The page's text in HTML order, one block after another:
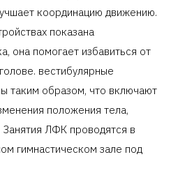
координацию движению.
показана
она помогает избавиться от
вестибулярные
таким образом, что включают
положения тела,
ЛФК проводятся в
гимнастическом зале под